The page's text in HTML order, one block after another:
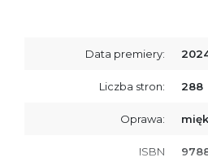
Data premiery:
Liczba stron: 288
Oprawa:
ISBN